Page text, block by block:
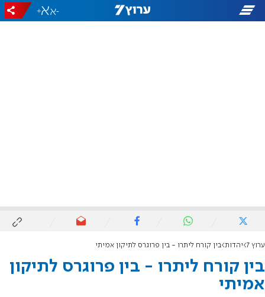
-
+
ערוץ 7 יהדות בין קורח ליתרו - בין פרוגרס לתיקון אמיתי
בין קורח ליתרו - בין פרוגרס לתיקון
אמיתי